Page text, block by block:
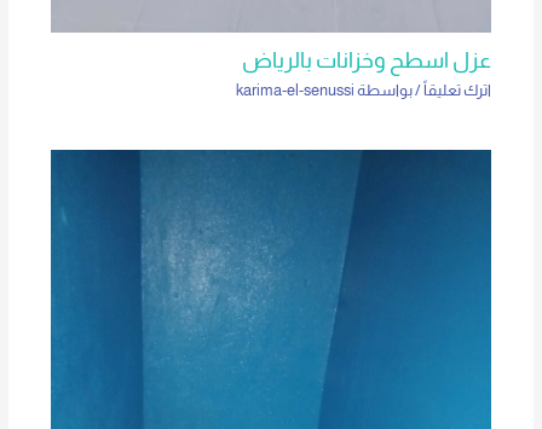
عزل اسطح وخزانات بالرياض
اترك تعليقاً / بواسطة karima-el-senussi